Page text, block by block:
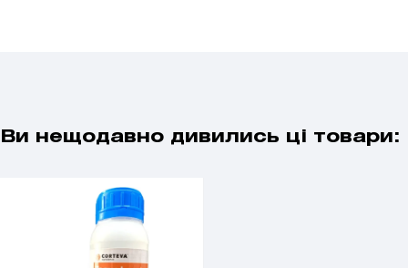
Ви нещодавно дивились ці товари: